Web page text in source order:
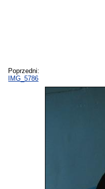
Poprzedni:
IMG_5786